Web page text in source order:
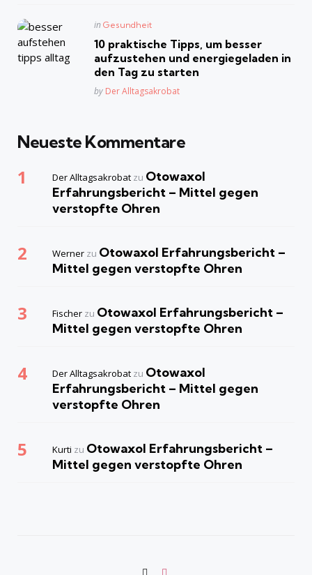
Posted
in Gesundheit
10 praktische Tipps, um besser
aufzustehen und energiegeladen in
den Tag zu starten
Posted
by Der Alltagsakrobat
Neueste Kommentare
Der Alltagsakrobat zu Otowaxol
Erfahrungsbericht – Mittel gegen
verstopfte Ohren
Werner zu Otowaxol Erfahrungsbericht –
Mittel gegen verstopfte Ohren
Fischer zu Otowaxol Erfahrungsbericht –
Mittel gegen verstopfte Ohren
Der Alltagsakrobat zu Otowaxol
Erfahrungsbericht – Mittel gegen
verstopfte Ohren
Kurti zu Otowaxol Erfahrungsbericht –
Mittel gegen verstopfte Ohren